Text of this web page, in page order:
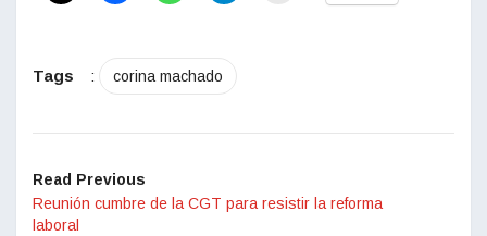
Tags : corina machado
Read Previous
Reunión cumbre de la CGT para resistir la reforma
laboral